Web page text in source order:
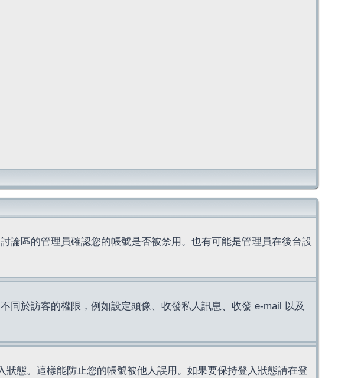
論區的管理員確認您的帳號是否被禁用。也有可能是管理員在後台設
同於訪客的權限，例如設定頭像、收發私人訊息、收發 e-mail 以及
態。這樣能防止您的帳號被他人誤用。如果要保持登入狀態請在登